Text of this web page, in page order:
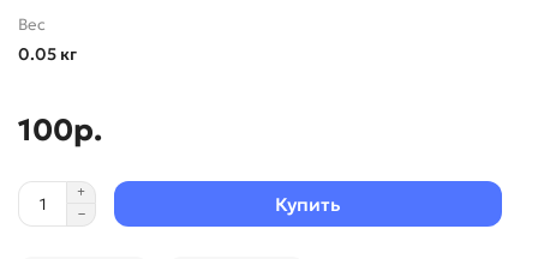
Вес
0.05 кг
100р.
Купить